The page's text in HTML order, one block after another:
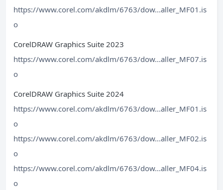
https://www.corel.com/akdlm/6763/dow...aller_MF01.is
o
CorelDRAW Graphics Suite 2023
https://www.corel.com/akdlm/6763/dow...aller_MF07.is
o
CorelDRAW Graphics Suite 2024
https://www.corel.com/akdlm/6763/dow...aller_MF01.is
o
https://www.corel.com/akdlm/6763/dow...aller_MF02.is
o
https://www.corel.com/akdlm/6763/dow...aller_MF04.is
o